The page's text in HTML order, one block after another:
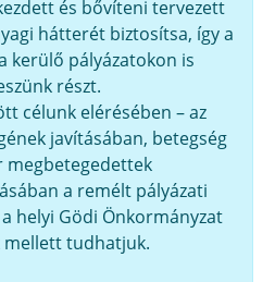
és bővíteni tervezett
hátterét biztosítsa, így a
kerülő pályázatokon is
részt.
célunk elérésében – az
javításában, betegség
megbetegedettek
a remélt pályázati
helyi Gödi Önkormányzat
mellett tudhatjuk.